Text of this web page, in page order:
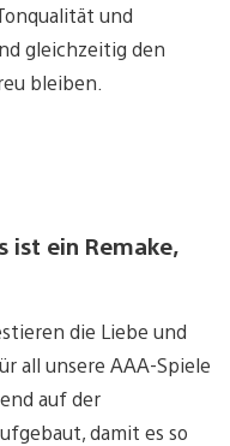
und
gleichzeitig den
bleiben.
ist ein Remake,
die Liebe und
all unsere AAA-Spiele
auf der
damit es so